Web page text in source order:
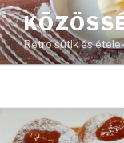
Tartalomhoz
Retro sütik és